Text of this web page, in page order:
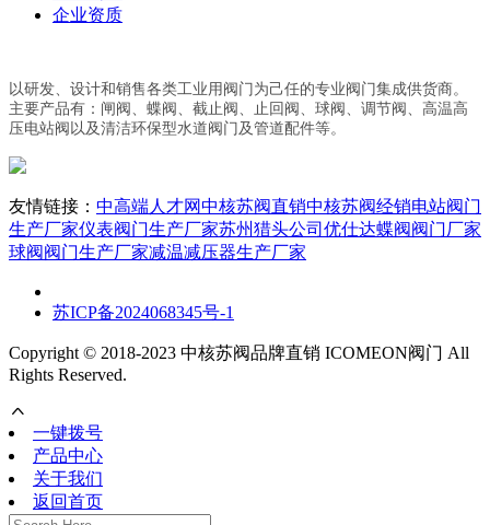
企业资质
以研发、设计和销售各类工业用阀门为己任的专业阀门集成供货商。
主要产品有：闸阀、蝶阀、截止阀、止回阀、球阀、调节阀、高温高
压电站阀以及清洁环保型水道阀门及管道配件等。
友情链接： 中高端人才网中核苏阀直销中核苏阀经销电站阀门
生产厂家仪表阀门生产厂家苏州猎头公司优仕达蝶阀阀门厂家
球阀阀门生产厂家减温减压器生产厂家
苏ICP备2024068345号-1
Copyright © 2018-2023 中核苏阀品牌直销 ICOMEON阀门 All
Rights Reserved.
一键拨号
产品中心
关于我们
返回首页